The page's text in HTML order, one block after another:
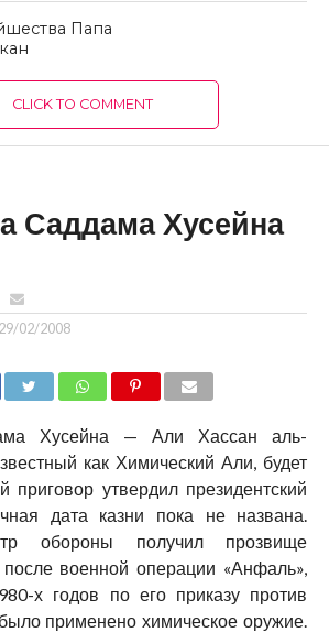
Папа
CLICK TO COMMENT
Саддама Хусейна
29/02/2008
Хусейна — Али Хассан аль-
как Химический Али, будет
приговор утвердил президентский
дата казни пока не названа.
обороны получил прозвище
военной операции «Анфаль»,
х годов по его приказу против
применено химическое оружие.